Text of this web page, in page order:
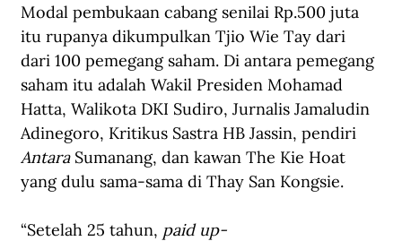
Modal pembukaan cabang senilai Rp.500 juta
itu rupanya dikumpulkan Tjio Wie Tay dari
dari 100 pemegang saham. Di antara pemegang
saham itu adalah Wakil Presiden Mohamad
Hatta, Walikota DKI Sudiro, Jurnalis Jamaludin
Adinegoro, Kritikus Sastra HB Jassin, pendiri
Antara Sumanang, dan kawan The Kie Hoat
yang dulu sama-sama di Thay San Kongsie.
“Setelah 25 tahun, paid up-